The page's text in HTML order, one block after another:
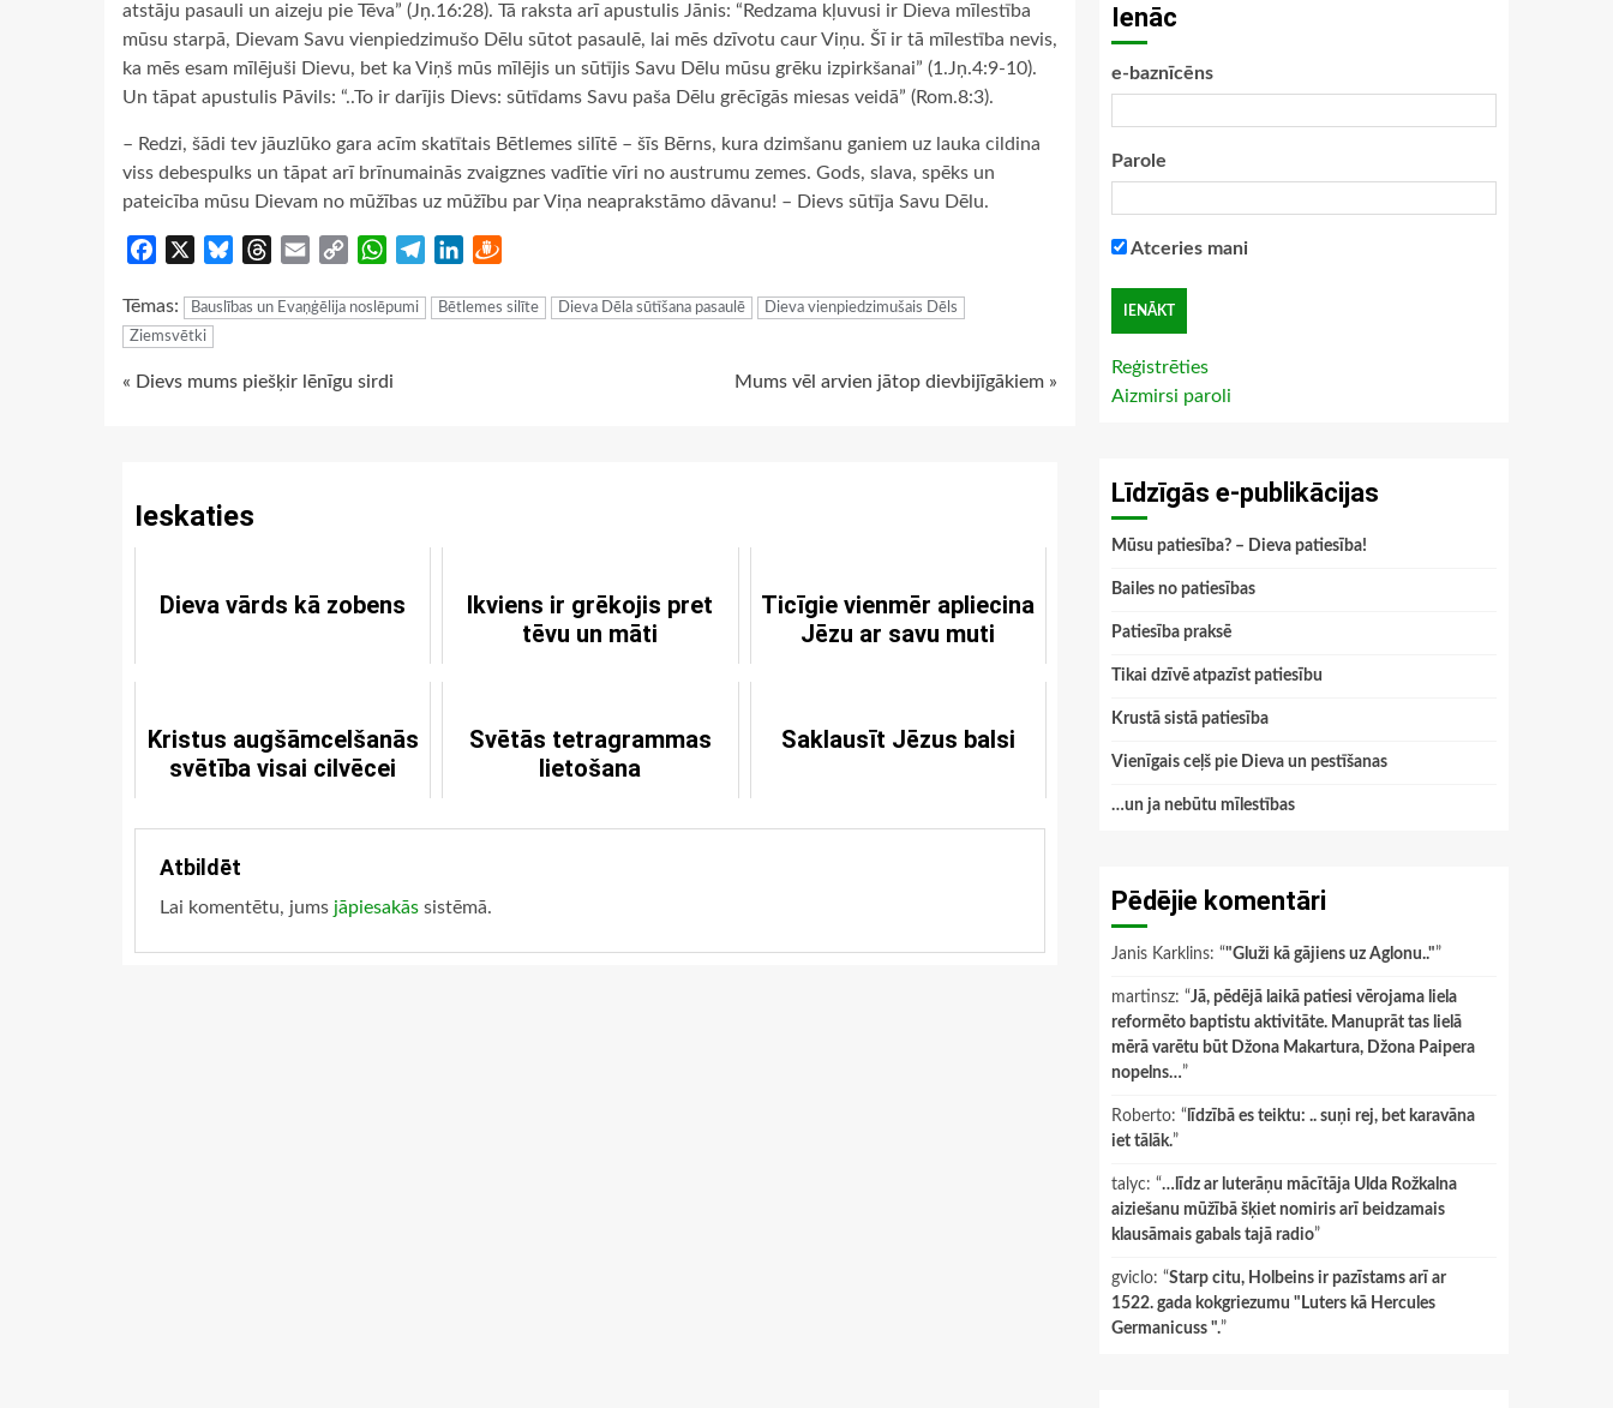
atstāju pasauli un aizeju pie Tēva” (Jņ.16:28). Tā raksta arī apustulis Jānis: “Redzama kļuvusi ir Dieva mīlestība
mūsu starpā, Dievam Savu vienpiedzimušo Dēlu sūtot pasaulē, lai mēs dzīvotu caur Viņu. Šī ir tā mīlestība nevis,
ka mēs esam mīlējuši Dievu, bet ka Viņš mūs mīlējis un sūtījis Savu Dēlu mūsu grēku izpirkšanai” (1.Jņ.4:9-10).
Un tāpat apustulis Pāvils: “..To ir darījis Dievs: sūtīdams Savu paša Dēlu grēcīgās miesas veidā” (Rom.8:3).
– Redzi, šādi tev jāuzlūko gara acīm skatītais Bētlemes silītē – šīs Bērns, kura dzimšanu ganiem uz lauka cildina
viss debespulks un tāpat arī brīnumainās zvaigznes vadītie vīri no austrumu zemes. Gods, slava, spēks un
pateicība mūsu Dievam no mūžības uz mūžību par Viņa neaprakstāmo dāvanu! – Dievs sūtīja Savu Dēlu.
Facebook BlueskyThreads
Email
Copy
WhatsApp
TelegramLinkedIn
Tēmas: Bauslības un Evaņģēlija noslēpumi Bētlemes silīte Dieva Dēla sūtīšana pasaulē
Dieva vienpiedzimušais Dēls
Ziemsvētki
Continue
« Dievs mums piešķir lēnīgu sirdi Mums vēl arvien jātop dievbijīgākiem »
Ieskaties
Dieva vārds kā zobens
Ikviens ir grēkojis pret
tēvu un māti
Ticīgie vienmēr apliecina
Jēzu ar savu muti
Kristus augšāmcelšanās
svētība visai cilvēcei
Svētās tetragrammas
lietošana
Saklausīt Jēzus balsi
Atbildēt
Lai komentētu, jums jāpiesakās sistēmā.
Ienāc
e-baznīcēns
Parole
Atceries mani
Reģistrēties
Aizmirsi paroli
Līdzīgās e-publikācijas
Mūsu patiesība? – Dieva patiesība!
Bailes no patiesības
Patiesība praksē
Tikai dzīvē atpazīst patiesību
Krustā sistā patiesība
Vienīgais ceļš pie Dieva un pestīšanas
…un ja nebūtu mīlestības
Pēdējie komentāri
Janis Karklins: “"Gluži kā gājiens uz Aglonu.."”
martinsz: “Jā, pēdējā laikā patiesi vērojama liela
reformēto baptistu aktivitāte. Manuprāt tas lielā
mērā varētu būt Džona Makartura, Džona Paipera
nopelns…”
Roberto: “ līdzībā es teiktu: .. suņi rej, bet karavāna
iet tālāk.”
talyc: “…līdz ar luterāņu mācītāja Ulda Rožkalna
aiziešanu mūžībā šķiet nomiris arī beidzamais
klausāmais gabals tajā radio”
gviclo: “Starp citu, Holbeins ir pazīstams arī ar
1522. gada kokgriezumu "Luters kā Hercules
Germanicuss ".”